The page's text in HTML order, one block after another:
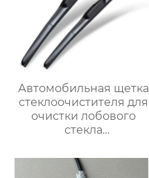
Автомобильная щетка
стеклоочистителя для
очистки лобового
стекла
многофункциональные
автомобильные щетки